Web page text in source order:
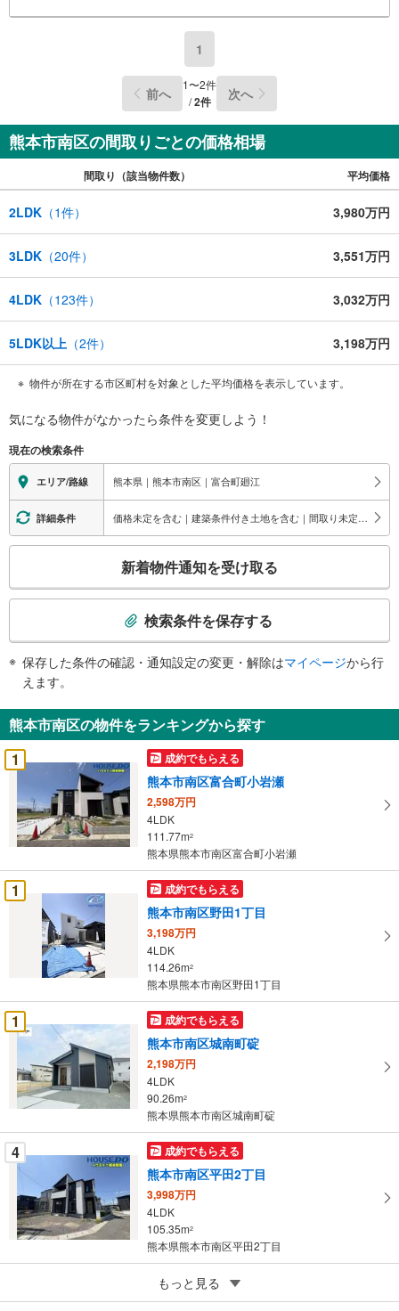
1
前へ 1〜2件
/2件 次へ
熊本市南区の間取りごとの価格相場
間取り（該当物件数） 平均価格
2LDK （1件） 3,980万円
3LDK （20件） 3,551万円
4LDK （123件） 3,032万円
5LDK以上 （2件） 3,198万円
物件が所在する市区町村を対象とした平均価格を表示しています。
気になる物件がなかったら条件を変更しよう！
現在の検索条件
エリア/路線 熊本県｜熊本市南区｜富合町廻江
詳細条件 価格未定を含む｜建築条件付き土地を含む｜間取り未定を含む
検
知
を
受
け
る
・
条
件
を
マ
に
保
す
る
新着物件通知を受け取る
検索条件を保存する
保存した条件の確認・通知設定の変更・解除はマイページから行
えます。
熊本市南区の物件をランキングから探す
1
成約でもらえる
熊本市南区富合町小岩瀬
2,598万円
4LDK
111.77m2
熊本県熊本市南区富合町小岩瀬
1 成約でもらえる
熊本市南区野田1丁目
3,198万円
4LDK
114.26m2
熊本県熊本市南区野田1丁目
1 成約でもらえる
熊本市南区城南町碇
2,198万円
4LDK
90.26m2
熊本県熊本市南区城南町碇
4 成約でもらえる
熊本市南区平田2丁目
3,998万円
4LDK
105.35m2
熊本県熊本市南区平田2丁目
4,450万円
もっと見る